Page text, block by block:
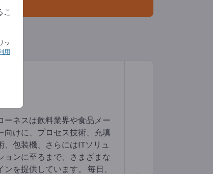
ーネスは飲料業界や食品メー
向けに、プロセス技術、充填
、包装機、さらにはITソリュ
ョンに至るまで、さまざまな
ンを提供しています。 毎日、
ッ
用